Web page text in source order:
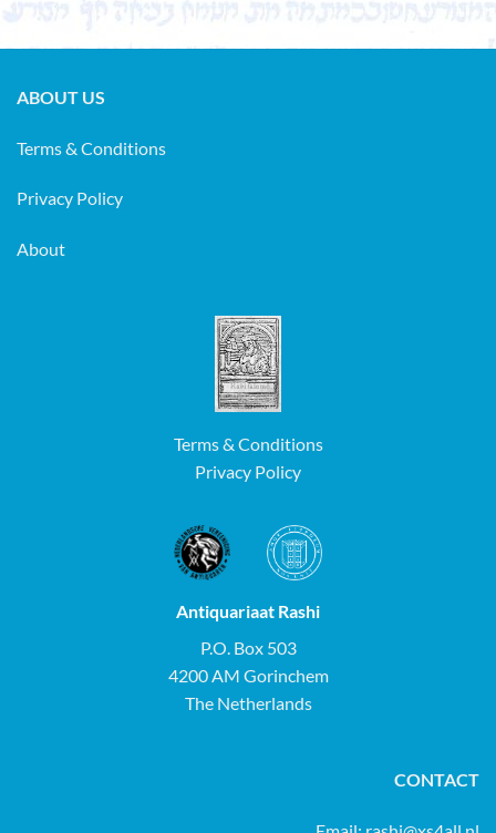
ABOUT US
Terms & Conditions
Privacy Policy
About
Terms & Conditions
Privacy Policy
Antiquariaat Rashi
P.O. Box 503
4200 AM Gorinchem
The Netherlands
CONTACT